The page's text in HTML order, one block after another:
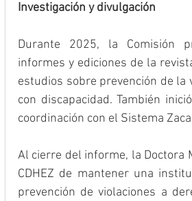
Investigación y divulgación
Durante 2025, la Comisión
informes y ediciones de la
estudios sobre prevención de la
con discapacidad. También
coordinación con el Sistema
Al cierre del informe, la Doctora
CDHEZ de mantener una
prevención de violaciones a